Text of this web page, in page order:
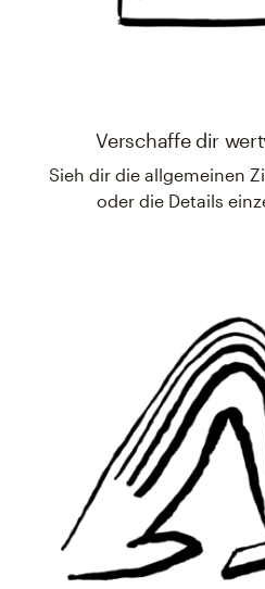
Verschaffe dir
Sieh dir die allgemeinen
oder die Details